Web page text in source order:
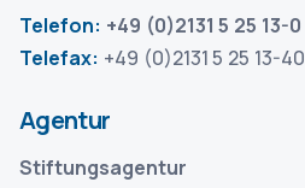
Telefon: +49 (0)2131 5 25 13-0
Telefax: +49 (0)2131 5 25 13-40
Agentur
Stiftungsagentur